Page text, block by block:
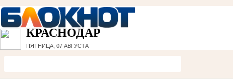
КРАСНОДАР
ПЯТНИЦА, 07 АВГУСТА